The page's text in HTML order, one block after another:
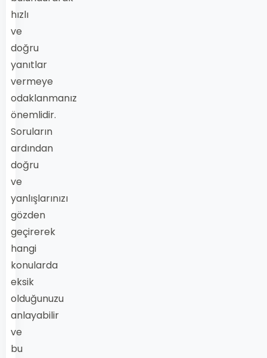
hızlı
ve
doğru
yanıtlar
vermeye
odaklanmanız
önemlidir.
Soruların
ardından
doğru
ve
yanlışlarınızı
gözden
geçirerek
hangi
konularda
eksik
olduğunuzu
anlayabilir
ve
bu